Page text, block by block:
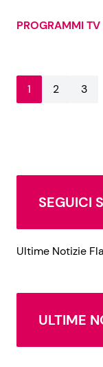
PROGRAMMI TV
1 2 3
SEGUICI
Ultime Notizie
ULTIME